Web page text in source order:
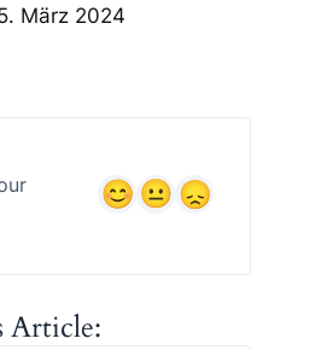
März 2024
Article: